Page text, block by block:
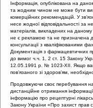
Головна
Проведені
Діагностика та
18.10.19)
Чи можна розглядати
тонзиліту фізіологічним
Інформація, опублікована на
та жодним чином не може бути
комерційних рекомендацій. У
несе жодної відповідальності за
матеріалів, викладених на
не є рекламою та не призначена
консультації з кваліфікованими
Документація з фармацевтичних
до вимог ч.ч. 1, 2 ст. 15 Закону
12.05.1991 р. № 1023-XII. Якщо вам
пов’язаного зі здоров’ям,
Продовжуючи своє перебування
дистанційне отримання
інформацію про рецептурні
Закону України «Про захист прав